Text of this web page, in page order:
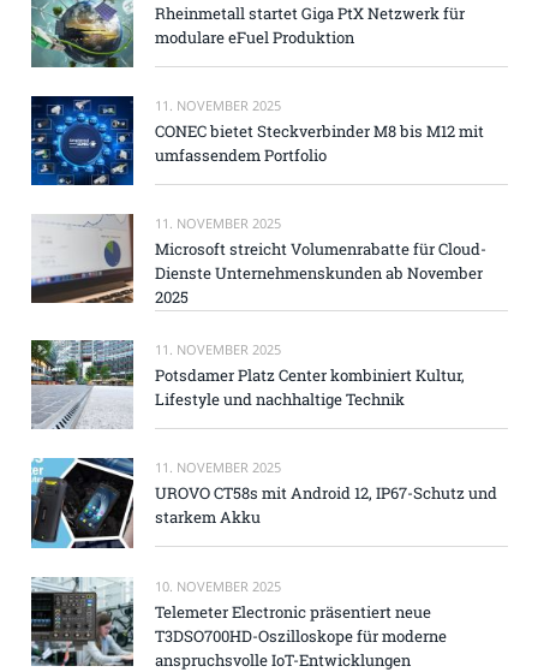
Rheinmetall startet Giga PtX Netzwerk für
modulare eFuel Produktion
11. NOVEMBER 2025
CONEC bietet Steckverbinder M8 bis M12 mit
umfassendem Portfolio
11. NOVEMBER 2025
Microsoft streicht Volumenrabatte für Cloud-
Dienste Unternehmenskunden ab November
2025
11. NOVEMBER 2025
Potsdamer Platz Center kombiniert Kultur,
Lifestyle und nachhaltige Technik
11. NOVEMBER 2025
UROVO CT58s mit Android 12, IP67-Schutz und
starkem Akku
10. NOVEMBER 2025
Telemeter Electronic präsentiert neue
T3DSO700HD-Oszilloskope für moderne
anspruchsvolle IoT-Entwicklungen